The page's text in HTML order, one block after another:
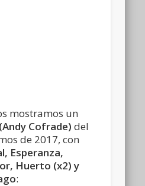
mostramos un
(Andy Cofrade) del
de 2017, con
Esperanza,
Huerto (x2) y
: